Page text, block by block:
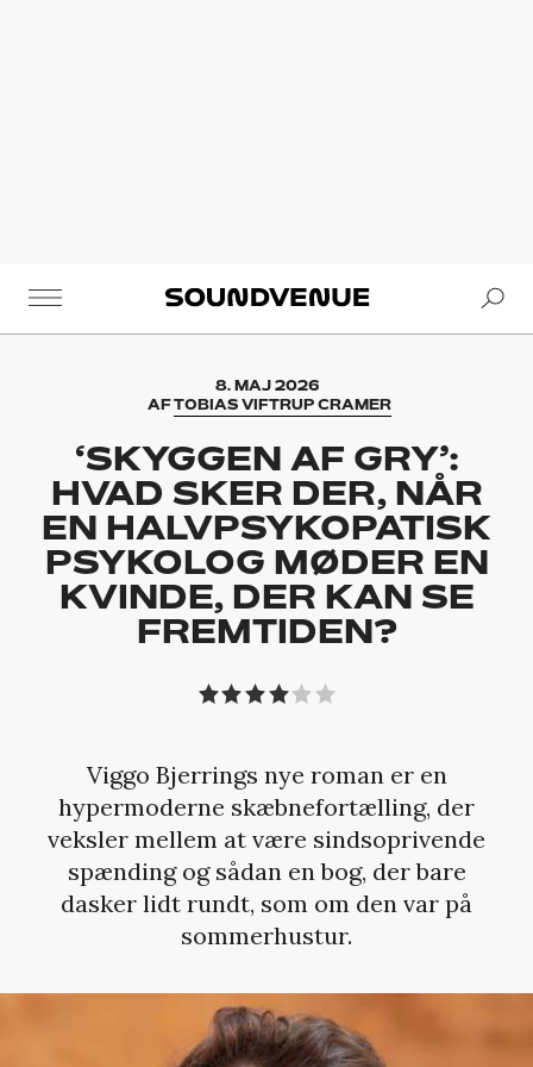
Soundvenue
8. MAJ 2026
AFTOBIAS VIFTRUP CRAMER
‘SKYGGEN AF GRY’:
HVAD SKER DER, NÅR
EN HALVPSYKOPATISK
PSYKOLOG MØDER EN
KVINDE, DER KAN SE
FREMTIDEN?
Viggo Bjerrings nye roman er en
hypermoderne skæbnefortælling, der
veksler mellem at være sindsoprivende
spænding og sådan en bog, der bare
dasker lidt rundt, som om den var på
sommerhustur.